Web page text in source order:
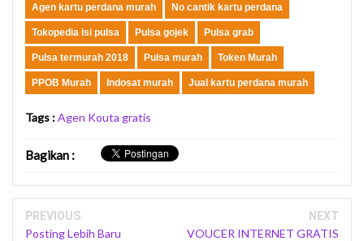
Agen kartu perdana murah No cantik kartu perdana
Tokopedia isi pulsa Pulsa gojek Pulsa grab
Pulsa termurah 2018 Pulsa murah Token Murah
PPOB Murah Indosat murah Jual kartu perdana murah
Tags :Agen Kouta gratis
Bagikan :
PREVIOUS
Posting Lebih Baru
NEXT
VOUCER INTERNET GRATIS